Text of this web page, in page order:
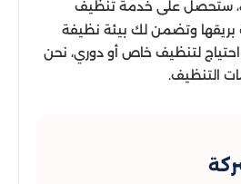
، ستحصل على خدمة تنظيف
بريقها وتضمن لك بيئة نظيفة
لتنظيف خاص أو دوري، نحن
التنظيف.